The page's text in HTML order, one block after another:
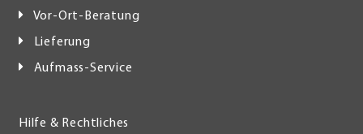
Vor-Ort-Beratung
Lieferung
Aufmass-Service
Hilfe & Rechtliches